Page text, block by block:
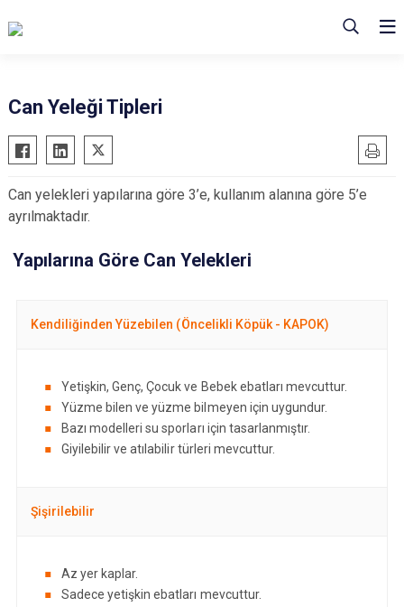
Can Yeleği Tipleri
Can yelekleri yapılarına göre 3’e, kullanım alanına göre 5’e
ayrılmaktadır.
Yapılarına Göre Can Yelekleri
Kendiliğinden Yüzebilen (Öncelikli Köpük - KAPOK)
Yetişkin, Genç, Çocuk ve Bebek ebatları mevcuttur.
Yüzme bilen ve yüzme bilmeyen için uygundur.
Bazı modelleri su sporları için tasarlanmıştır.
Giyilebilir ve atılabilir türleri mevcuttur.
Şişirilebilir
Az yer kaplar.
Sadece yetişkin ebatları mevcuttur.